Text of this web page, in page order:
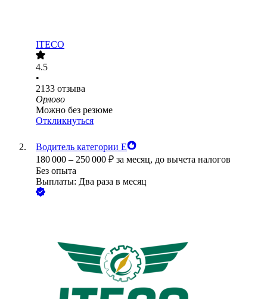
ITECO
4.5
•
2133 отзыва
Орлово
Можно без резюме
Откликнуться
Водитель категории Е
180 000 – 250 000 ₽ за месяц, до вычета налогов
Без опыта
Выплаты: Два раза в месяц